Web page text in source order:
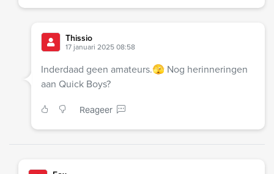
Thissio
17 januari 2025 08:58
Inderdaad geen amateurs.🫣 Nog herinneringen
aan Quick Boys?
Reageer